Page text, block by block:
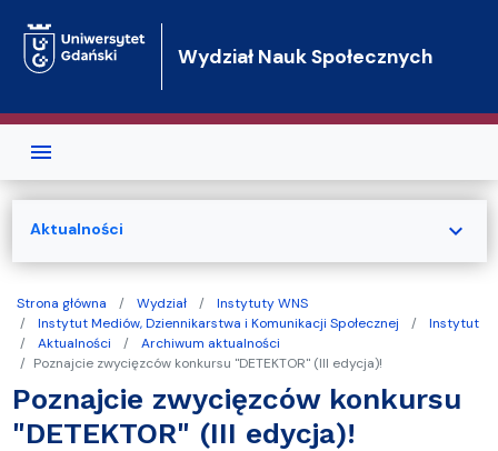
Wydział Nauk Społecznych
Strona główna Wydział
Instytuty WNS
Instytut Mediów, Dziennikarstwa i Komunikacji Społecznej
Instytut
Aktualności
Archiwum aktualności
Poznajcie zwycięzców konkursu "DETEKTOR" (III edycja)!
Poznajcie zwycięzców konkursu
"DETEKTOR" (III edycja)!
Aktualności expand_more